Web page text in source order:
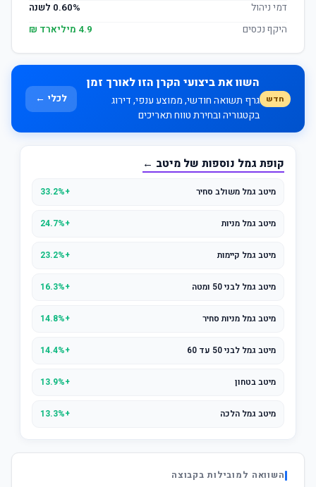
דמי ניהול
0.60% לשנה
היקף נכסים
4.9 מיליארד ₪
חדש
השוו את ביצועי הקרן הזו לאורך זמן
גרף תשואה חודשי, ממוצע ענפי, דירוג
בקטגוריה ובחירת טווח תאריכים
לכלי ←
קופת גמל נוספות של מיטב ←
מיטב גמל משולב סחיר +33.2%
מיטב גמל מניות +24.7%
מיטב גמל קיימות +23.2%
מיטב גמל לבני 50 ומטה +16.3%
מיטב גמל מניות סחיר +14.8%
מיטב גמל לבני 50 עד 60 +14.4%
מיטב בטחון +13.9%
מיטב גמל הלכה +13.3%
השוואה למובילות בקבוצה